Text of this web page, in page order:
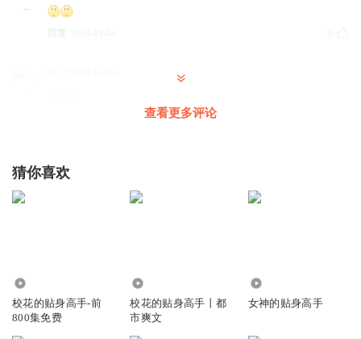
回复
查看更多评论
猜你喜欢
校花的贴身高手-前
800集免费
校花的贴身高手丨都
市爽文
女神的贴身高手